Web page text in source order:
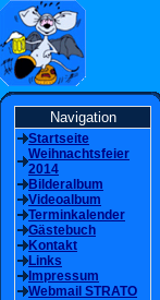
Navigation
Startseite
Weihnachtsfeier
2014
Bilderalbum
Videoalbum
Terminkalender
Gästebuch
Kontakt
Links
Impressum
Webmail STRATO